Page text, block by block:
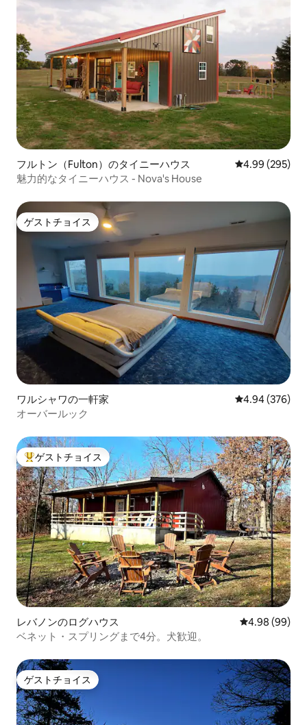
フルトン（Fulton）のタイニーハウス レビュー295
4.99 (295)
魅力的なタイニーハウス - Nova's House
ゲストチョイス
ゲストチョイス
ワルシャワの一軒家 レビュー376
4.94 (376)
オーバールック
大好評のゲストチョイスです。
ゲストチョイス
レバノンのログハウス レビュー99件
4.98 (99)
ベネット・スプリングまで4分。犬歓迎。
ゲストチョイス
ゲストチョイス